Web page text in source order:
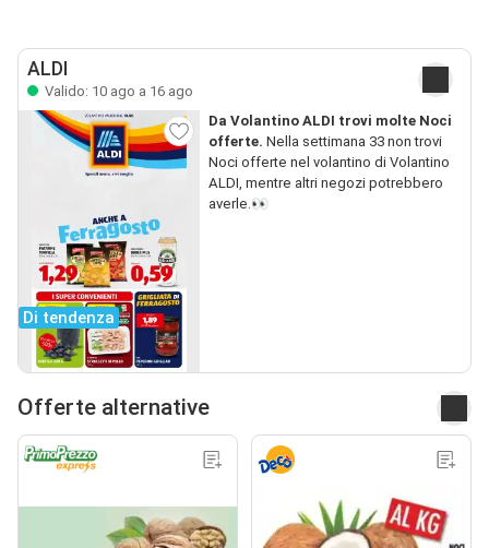
ALDI
Valido: 10 ago a 16 ago
Di tendenza
Da Volantino ALDI trovi molte Noci
offerte. Nella settimana 33 non trovi
Noci offerte nel volantino di Volantino
ALDI, mentre altri negozi potrebbero
averle.👀
Offerte alternative